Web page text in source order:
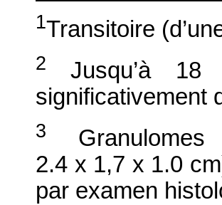
1Transitoire
2 Jusqu’à
significativement
3
2.4 x 1,7 x 1.0
par examen